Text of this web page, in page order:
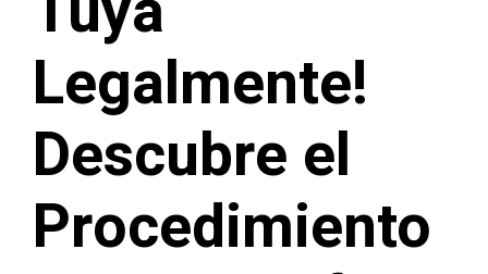
Legalmente!
Descubre el
Procedimiento